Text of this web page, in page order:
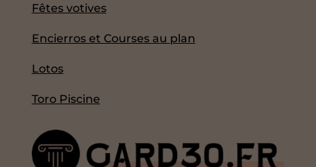
Fêtes votives
Encierros et Courses au plan
Lotos
Toro Piscine